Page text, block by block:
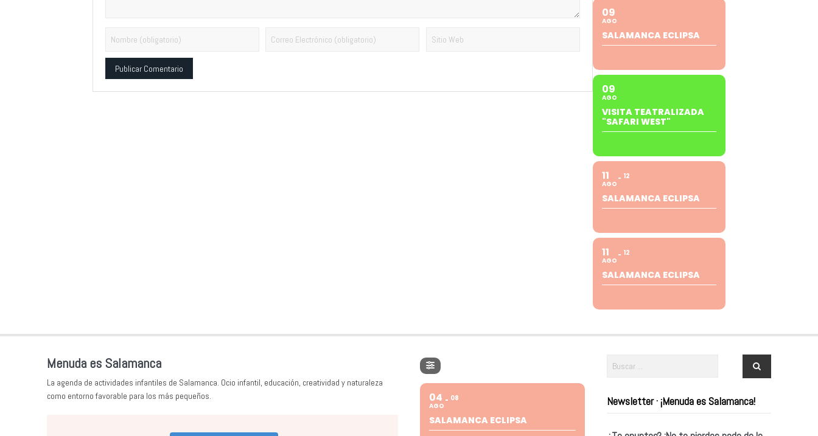
09
AGO
SALAMANCA ECLIPSA
09
AGO
VISITA TEATRALIZADA
"SAFARI WEST"
11
AGO
12
SALAMANCA ECLIPSA
11
AGO
12
SALAMANCA ECLIPSA
Menuda es Salamanca
La agenda de actividades infantiles de Salamanca. Ocio infantil, educación, creatividad y naturaleza
como entorno favorable para los más pequeños.
04
AGO
08
SALAMANCA ECLIPSA
Newsletter · ¡Menuda es Salamanca!